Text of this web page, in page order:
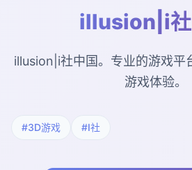
illusion|i社
illusion|i社中国。专业的游戏平
游戏体验。
#3D游戏 #I社